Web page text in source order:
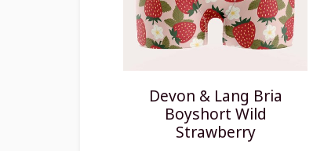
Devon & Lang Bria
Boyshort Wild
Strawberry